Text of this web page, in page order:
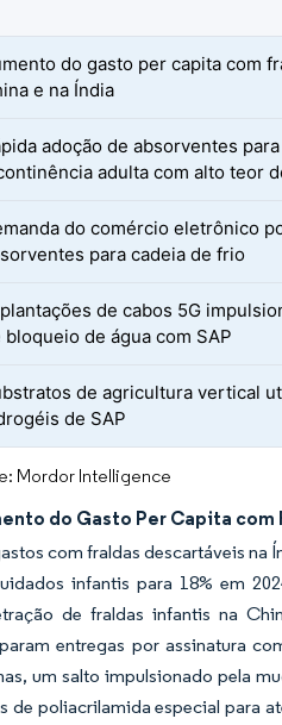
do gasto per capita com
e na Índia
adoção de absorventes para
adulta com alto teor
do comércio eletrônico
para cadeia de frio
de cabos 5G
bloqueio de água com SAP
de agricultura vertical
de SAP
Mordor Intelligence
do Gasto Per Capita com
com fraldas descartáveis na
infantis para 18% em
de fraldas infantis na
entregas por assinatura
um salto impulsionado pela
de poliacrilamida especial para